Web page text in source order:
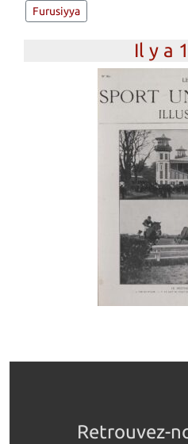
Furusiyya
Il y a
Retrouvez-